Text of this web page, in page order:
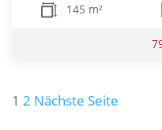
145 m²
1 2 Nächste Seite